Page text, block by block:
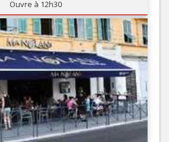
Ouvre à 12h30